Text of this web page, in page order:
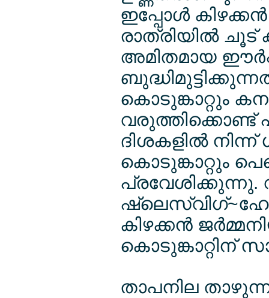
ഇപ്പോള്‍
രാത്രിയില്‍ ചൂട്
അമിതമായ
കൊടുങ്കാറ്റും
വരുത്തിക്കൊണ്ട്
ദിശകളില്‍
കൊടുങ്കാറ്റും
കിഴക്കന്‍
താപനില